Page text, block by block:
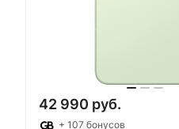
42 990 руб.
+ 107 бонусов